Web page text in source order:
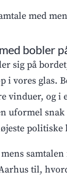
med
bobler
sig på
i vores glas.
vinduer, og i
uformel snak
politiske
til,